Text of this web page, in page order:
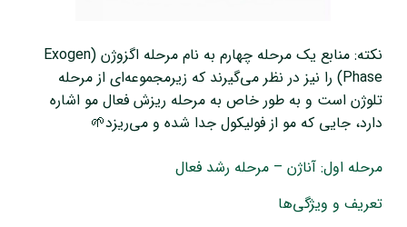
نکته: منابع یک مرحله چهارم به نام مرحله اگزوژن (Exogen
Phase) را نیز در نظر می‌گیرند که زیرمجموعه‌ای از مرحله
تلوژن است و به طور خاص به مرحله ریزش فعال مو اشاره
دارد، جایی که مو از فولیکول جدا شده و می‌ریزد🌱
مرحله اول: آناژن – مرحله رشد فعال
تعریف و ویژگی‌ها